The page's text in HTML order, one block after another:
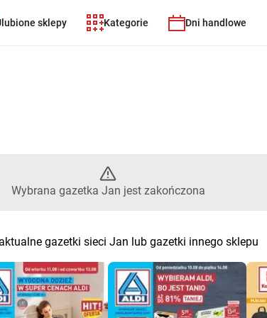
sklepy Kategorie Dni handlowe
Jan jest
Wybrana gazetka Jan jest zakończona
gazetki sieci Jan lub gazetki innego sklepu